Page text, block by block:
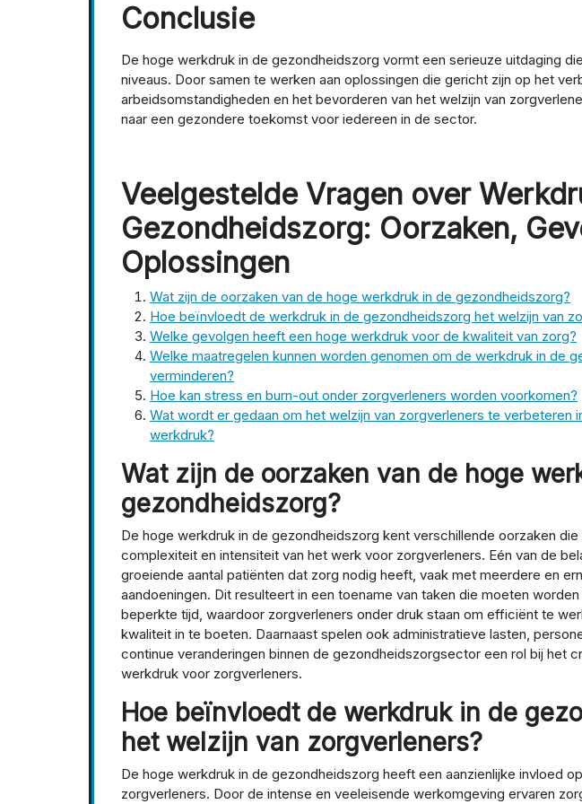
Conclusie
De hoge werkdruk in de gezondheidszorg vormt een serieuze uitdaging
niveaus. Door samen te werken aan oplossingen die gericht zijn op het
arbeidsomstandigheden en het bevorderen van het welzijn van
naar een gezondere toekomst voor iedereen in de sector.
Veelgestelde Vragen over
Gezondheidszorg: Oorzaken,
Oplossingen
Wat zijn de oorzaken van de hoge werkdruk in de gezondheidszorg?
Hoe beïnvloedt de werkdruk in de gezondheidszorg het welzijn van
Welke gevolgen heeft een hoge werkdruk voor de kwaliteit van zorg?
Welke maatregelen kunnen worden genomen om de werkdruk in de
verminderen?
Hoe kan stress en burn-out onder zorgverleners worden voorkomen?
Wat wordt er gedaan om het welzijn van zorgverleners te verbeteren
werkdruk?
Wat zijn de oorzaken van de hoge
gezondheidszorg?
De hoge werkdruk in de gezondheidszorg kent verschillende oorzaken die
complexiteit en intensiteit van het werk voor zorgverleners. Eén van de
groeiende aantal patiënten dat zorg nodig heeft, vaak met meerdere en
aandoeningen. Dit resulteert in een toename van taken die moeten
beperkte tijd, waardoor zorgverleners onder druk staan om efficiënt te
kwaliteit in te boeten. Daarnaast spelen ook administratieve lasten,
continue veranderingen binnen de gezondheidszorgsector een rol bij het
werkdruk voor zorgverleners.
Hoe beïnvloedt de werkdruk in de
het welzijn van zorgverleners?
De hoge werkdruk in de gezondheidszorg heeft een aanzienlijke invloed
zorgverleners. Door de intense en veeleisende werkomgeving ervaren